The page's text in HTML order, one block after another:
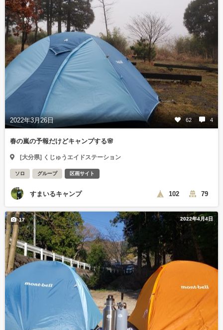
2022年3月26日 62 4
春の嵐の予報だけどキャンプする🌸
[大分県] くじゅうエイドステーション
ソロ グループ 区画サイト
すまいるキャンプ 102 79
2022年4月4日
17